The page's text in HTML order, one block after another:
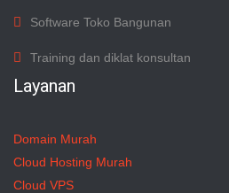
Software Toko Bangunan
Training dan diklat konsultan
Layanan
Domain Murah
Cloud Hosting Murah
Cloud VPS